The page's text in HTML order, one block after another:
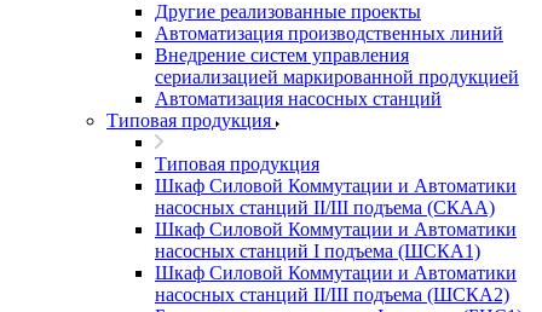
Другие реализованные проекты
Автоматизация производственных линий
Внедрение систем управления
сериализацией маркированной продукцией
Автоматизация насосных станций
Типовая продукция
Типовая продукция
Шкаф Силовой Коммутации и Автоматики
насосных станций II/III подъема (СКАА)
Шкаф Силовой Коммутации и Автоматики
насосных станций I подъема (ШСКА1)
Шкаф Силовой Коммутации и Автоматики
насосных станций II/III подъема (ШСКА2)